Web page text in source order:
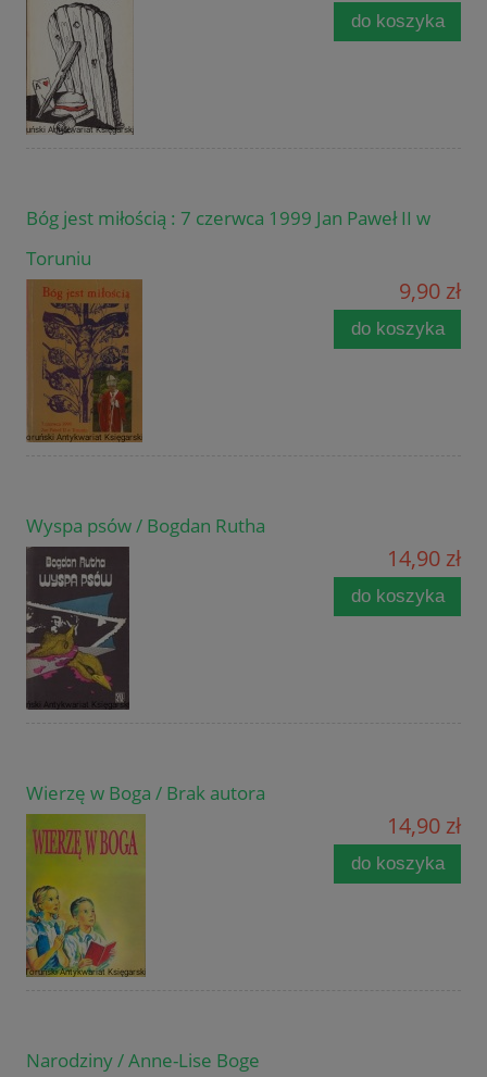
do koszyka
Bóg jest miłością : 7 czerwca 1999 Jan Paweł II w
Toruniu
9,90 zł
do koszyka
Wyspa psów / Bogdan Rutha
14,90 zł
do koszyka
Wierzę w Boga / Brak autora
14,90 zł
do koszyka
Narodziny / Anne-Lise Boge